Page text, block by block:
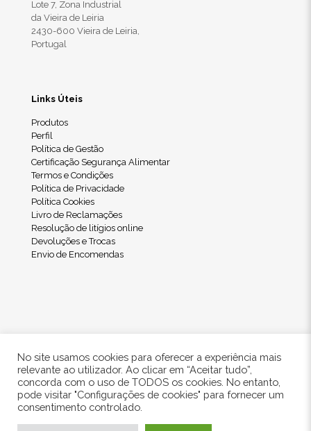
Lote 7, Zona Industrial
da Vieira de Leiria
2430-600 Vieira de Leiria,
Portugal
Links Úteis
Produtos
Perfil
Política de Gestão
Certificação Segurança Alimentar
Termos e Condições
Política de Privacidade
Política Cookies
Livro de Reclamações
Resolução de litígios online
Devoluções e Trocas
Envio de Encomendas
© 2024 Freshwood. All Rights Reserved.
No site usamos cookies para oferecer a experiência mais
relevante ao utilizador. Ao clicar em “Aceitar tudo”,
concorda com o uso de TODOS os cookies. No entanto,
pode visitar "Configurações de cookies" para fornecer um
consentimento controlado.